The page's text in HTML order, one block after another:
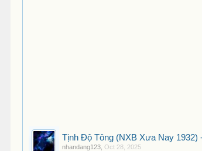
Tịnh Độ Tông (NXB Xưa Nay 1932)
nhandang123 Oct 28, 2025